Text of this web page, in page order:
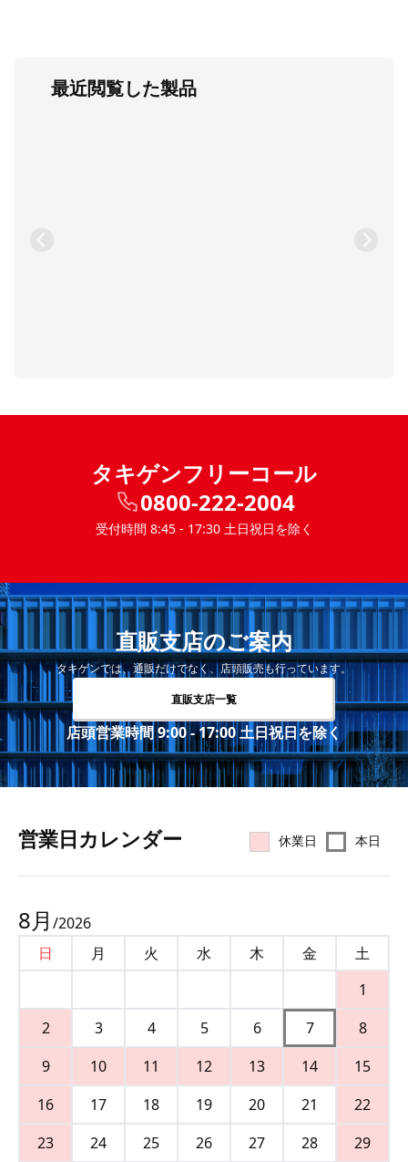
最近閲覧した製品
タキゲンフリーコール
0800-222-2004
受付時間 8:45 - 17:30 土日祝日を除く
直販支店のご案内
タキゲンでは、通販だけでなく、店頭販売も行っています。
直販支店一覧
店頭営業時間 9:00 - 17:00 土日祝日を除く
営業⽇カレンダー 休業日 本日
8月 /2026
日
月 火 水 木 金
土
1
2
3 4 5 6 7
8
9
10 11 12 13 14
15
16
17 18 19 20 21
22
23
24 25 26 27 28
29